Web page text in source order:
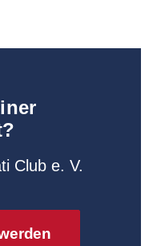
Club e. V.